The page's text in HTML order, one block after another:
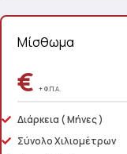
Μίσθωμα
€ + Φ.Π.Α.
Διάρκεια ( Μήνες )
Σύνολο Χιλιομέτρων